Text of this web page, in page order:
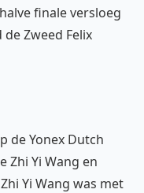
finale versloeg
Zweed Felix
de Yonex Dutch
Zhi Yi Wang en
Yi Wang was met